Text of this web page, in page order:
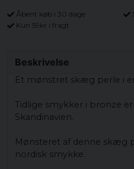
Åbent køb i 30 dage
Kun 59kr i fragt
Beskrivelse
Et mønstret skæg perle i
Tidlige smykker i bronze
Skandinavien.
Mønsteret af denne skæg
nordisk smykke.